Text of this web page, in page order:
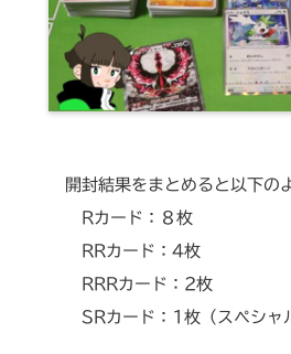
開封結果をまとめると以下の
Rカード：８枚
RRカード：4枚
RRRカード：2枚
SRカード：1枚（スペシャル